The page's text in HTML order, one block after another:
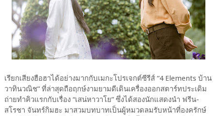
เรียกเสียงฮือฮาได้อย่างมากกับเมกะโปรเจกต์ซีรีส์ “4 Elements บ้าน
วาทินวณิช” ที่ล่าสุดถือฤกษ์งามยามดีเดินเครื่องออกสตาร์ทประเดิม
ถ่ายทำคิวแรกกับเรื่อง “เสน่หาวาโย” ซึ่งได้สองนักแสดงนำ ฟรีน-
สโรชา จันทร์กิมฮะ มาสวมบทบาทเป็นผู้หมวดลมรับหน้าที่องครักษ์